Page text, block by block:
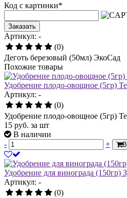
Код с картинки*
Заказать
Артикул: -
(0)
Деготь березовый (50мл) ЭкоСад
Похожие товары
Удобрение плодо-овощное (5гр)
Артикул: -
(0)
Удобрение плодо-овощное (5гр)
15 руб. за шт
В наличии
-
+
Удобрение для винограда (150гр)
Артикул: -
(0)